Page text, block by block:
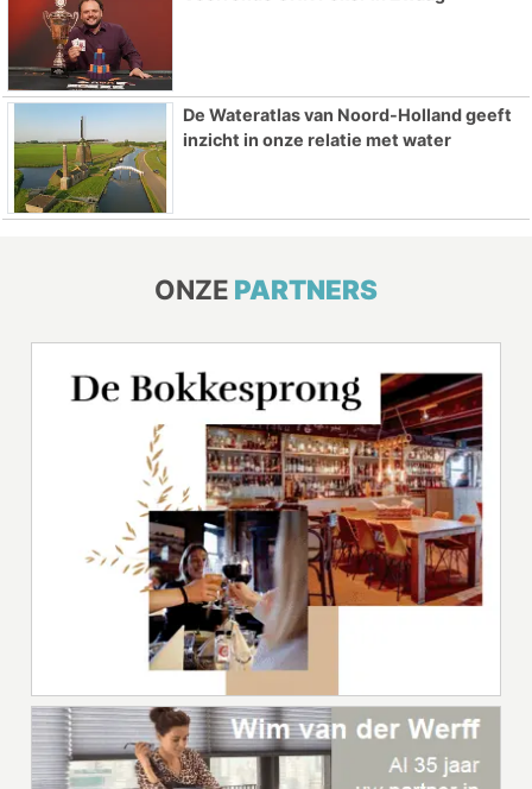
De Wateratlas van Noord-Holland geeft
inzicht in onze relatie met water
ONZE PARTNERS